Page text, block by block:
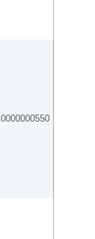
0000000550